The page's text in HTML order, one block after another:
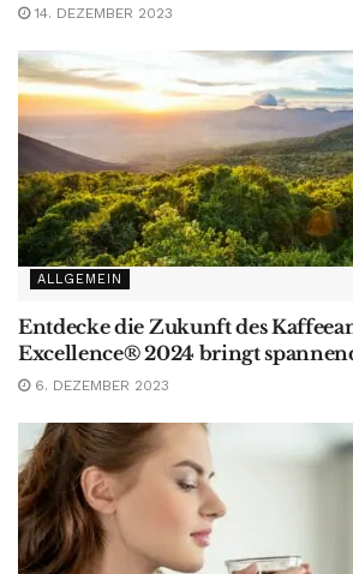
14. DEZEMBER 2023
ALLGEMEIN
Entdecke die Zukunft des
Excellence® 2024 bringt
6. DEZEMBER 2023